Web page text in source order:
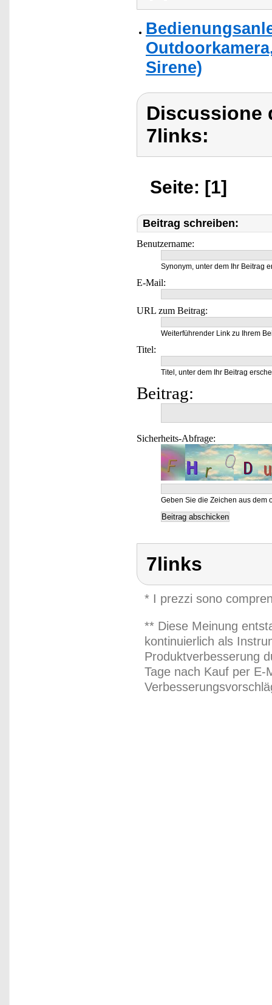
Sirene)
Discussione
7links:
Seite: [1]
Beitrag schreiben:
Benutzername:
Synonym, unter dem Ihr Beitrag
E-Mail:
URL zum Beitrag:
Weiterführender Link zu Ihrem
Titel:
Titel, unter dem Ihr Beitrag
Beitrag:
Sicherheits-Abfrage:
Geben Sie die Zeichen aus dem
7links
* I prezzi sono
** Diese Meinung
kontinuierlich als
Produktverbesserung
Tage nach Kauf per E-